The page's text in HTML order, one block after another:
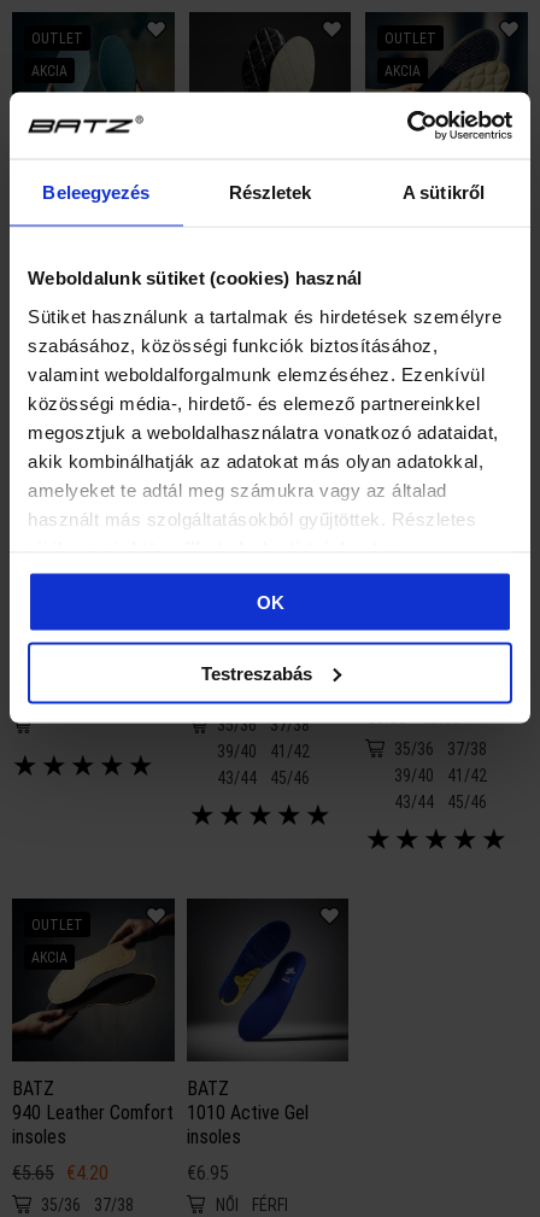
Beleegyezés Részletek A sütikről
Weboldalunk sütiket (cookies) használ
Sütiket használunk a tartalmak és hirdetések személyre
szabásához, közösségi funkciók biztosításához,
valamint weboldalforgalmunk elemzéséhez. Ezenkívül
közösségi média-, hirdető- és elemező partnereinkkel
megosztjuk a weboldalhasználatra vonatkozó adataidat,
akik kombinálhatják az adatokat más olyan adatokkal,
amelyeket te adtál meg számukra vagy az általad
használt más szolgáltatásokból gyűjtöttek. Részletes
OK
Testreszabás
OUTLET
AKCIA
BATZ
935 Hygiene insoles
★★★★★
BATZ
37/38
39/40
41/42
43/44
45/46
★★★★★
OUTLET
AKCIA
BATZ
39/40
41/42
43/44
★ ★★★★
OUTLET
AKCIA
BATZ
★ ★ ★ ★ ★
BATZ
35/36
37/38
39/40
41/42
43/44
45/46
★ ★ ★ ★ ★
OUTLET
AKCIA
BATZ
€3.35 €2.80
35/36
37/38
39/40
41/42
43/44
45/46
★ ★ ★ ★ ★
OUTLET
AKCIA
BATZ
940 Leather Comfort
insoles
€5.65 €4.20
35/36
37/38
BATZ
1010 Active Gel
insoles
€6.95
NŐI FÉRFI